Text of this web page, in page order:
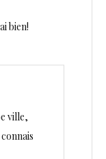
bien!
ville,